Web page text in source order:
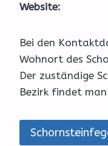
Website:
Bei den
Wohnort des
Der zuständige
Bezirk findet